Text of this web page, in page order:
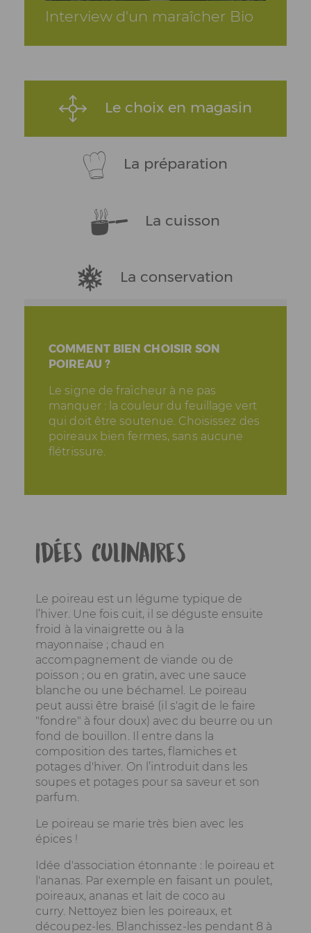
Interview d'un maraîcher Bio
Le choix en magasin
La préparation
La cuisson
La conservation
COMMENT BIEN CHOISIR SON
POIREAU ?
Le signe de fraîcheur à ne pas
manquer : la couleur du feuillage vert
qui doit être soutenue. Choisissez des
poireaux bien fermes, sans aucune
flétrissure.
Idées culinaires
Le poireau est un légume typique de
l’hiver. Une fois cuit, il se déguste ensuite
froid à la vinaigrette ou à la
mayonnaise ; chaud en
accompagnement de viande ou de
poisson ; ou en gratin, avec une sauce
blanche ou une béchamel. Le poireau
peut aussi être braisé (il s'agit de le faire
"fondre" à four doux) avec du beurre ou un
fond de bouillon. Il entre dans la
composition des tartes, flamiches et
potages d'hiver. On l’introduit dans les
soupes et potages pour sa saveur et son
parfum.
Le poireau se marie très bien avec les
épices !
Idée d'association étonnante : le poireau et
l'ananas. Par exemple en faisant un poulet,
poireaux, ananas et lait de coco au
curry. Nettoyez bien les poireaux, et
découpez-les. Blanchissez-les pendant 8 à